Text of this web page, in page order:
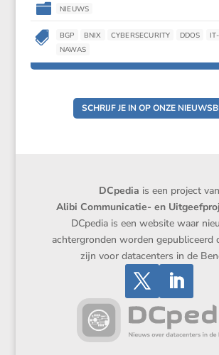
 NIEUWS
 BGP BNIX CYBERSECURITY DDOS
NAWAS
SCHRIJF JE IN OP ONZE
DCpedia is een project van
Alibi Communicatie- en
DCpedia is een website waar
achtergronden worden gepubliceerd
zijn voor datacenters in de